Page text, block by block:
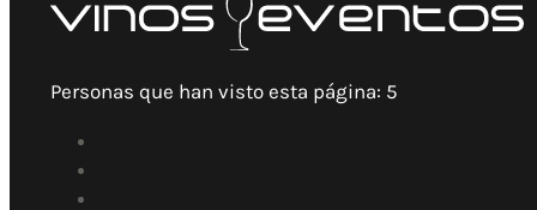
Personas que han visto esta página: 5